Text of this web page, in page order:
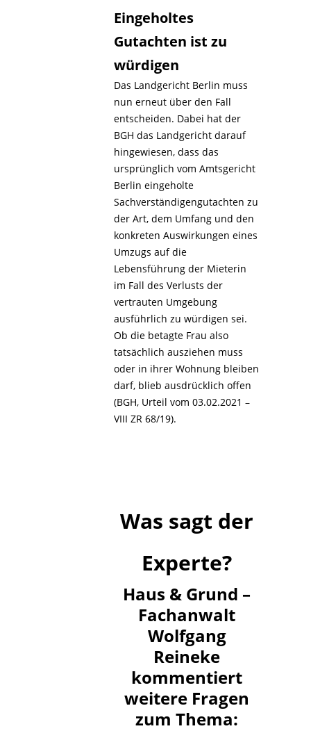
Eingeholtes
Gutachten ist zu
würdigen
Das Landgericht Berlin muss
nun erneut über den Fall
entscheiden. Dabei hat der
BGH das Landgericht darauf
hingewiesen, dass das
ursprünglich vom Amtsgericht
Berlin eingeholte
Sachverständigengutachten zu
der Art, dem Umfang und den
konkreten Auswirkungen eines
Umzugs auf die
Lebensführung der Mieterin
im Fall des Verlusts der
vertrauten Umgebung
ausführlich zu würdigen sei.
Ob die betagte Frau also
tatsächlich ausziehen muss
oder in ihrer Wohnung bleiben
darf, blieb ausdrücklich offen
(BGH, Urteil vom 03.02.2021 –
VIII ZR 68/19).
Was sagt der
Experte?
Haus & Grund –
Fachanwalt
Wolfgang
Reineke
kommentiert
weitere Fragen
zum Thema: